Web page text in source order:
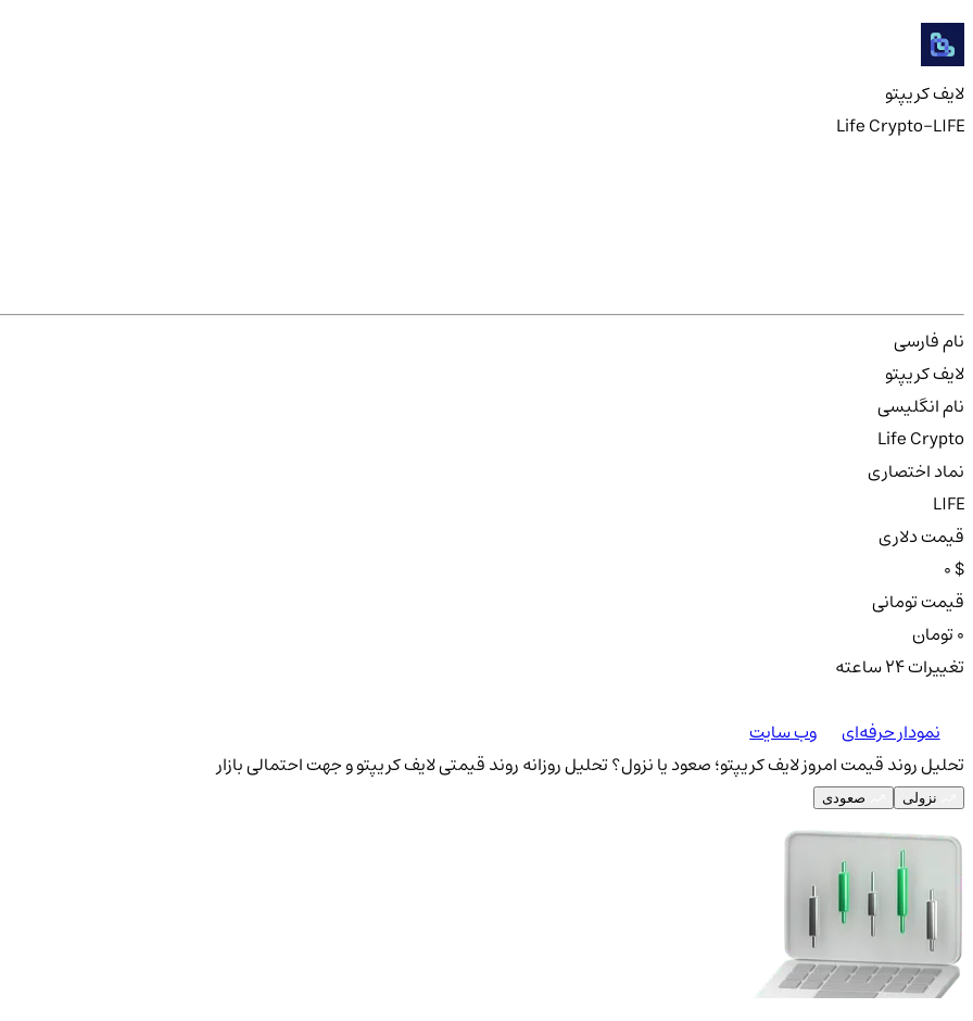
لایف کریپتو
Life Crypto-LIFE
نام فارسی
لایف کریپتو
نام انگلیسی
Life Crypto
نماد اختصاری
LIFE
قیمت دلاری
0 $
قیمت تومانی
0 تومان
تغییرات ۲۴ ساعته
نمودار حرفه‌ای
وب سایت
تحلیل روند قیمت امروز لایف کریپتو؛ صعود یا نزول؟تحلیل روزانه روند قیمتی لایف کریپتو و جهت احتمالی بازار
نزولی صعودی